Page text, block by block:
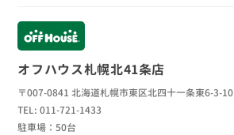
オフハウス札幌北41条店
〒007-0841 北海道札幌市東区北四十一条東6-3-10
TEL: 011-721-1433
駐車場：50台